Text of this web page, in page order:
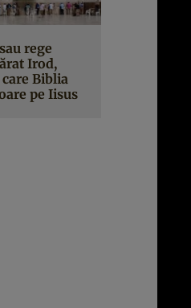
rege
Irod,
Biblia
pe Iisus